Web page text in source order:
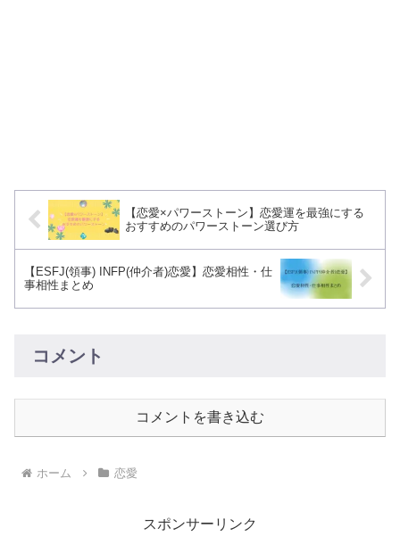
【恋愛×パワーストーン】恋愛運を最強にする
おすすめのパワーストーン選び方
【ESFJ(領事) INFP(仲介者)恋愛】恋愛相性・仕
事相性まとめ
コメント
コメントを書き込む
ホーム 恋愛
スポンサーリンク